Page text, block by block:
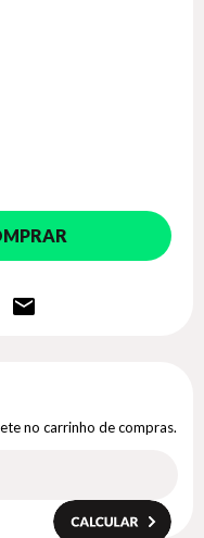
no carrinho de compras.